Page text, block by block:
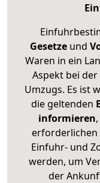
Gesetzeund
Waren in ein
Aspekt bei
Umzugs. Es ist
die geltenden
informieren
erforderlichen
Einfuhr- und
werden, um
der